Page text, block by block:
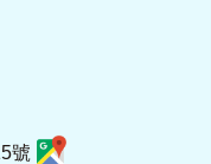
號